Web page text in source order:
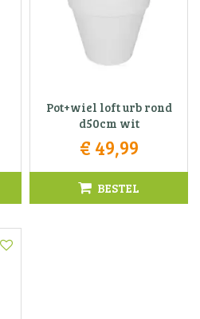
Pot+wiel loft urb rond
d50cm wit
€ 49,99
BESTEL